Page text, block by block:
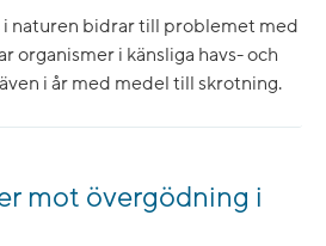
i naturen bidrar till problemet med
organismer i känsliga havs- och
i år med medel till skrotning.
mot övergödning i